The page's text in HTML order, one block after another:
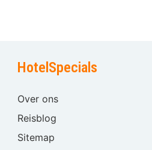
HotelSpecials
Over ons
Reisblog
Sitemap